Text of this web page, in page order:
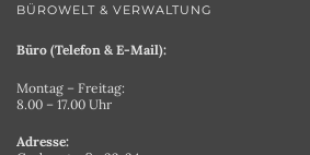
BÜROWELT & VERWALTUNG
Büro (Telefon & E-Mail):
Montag – Freitag:
8.00 – 17.00 Uhr
Adresse: